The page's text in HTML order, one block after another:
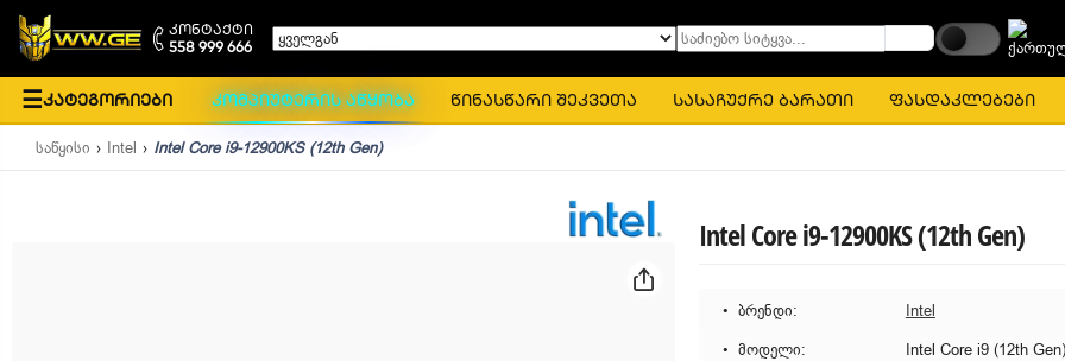
კონტაქტი
558 999 666
ყველგან საძიებო სიტყვა...
☰კატეგორიები კომპიუტერის აწყობა წინასწარი შეკვეთა სასაჩუქრე ბარათი ფასდაკლებები
საწყისი Intel Intel Core i9-12900KS (12th Gen)
Intel Core i9-12900KS (12th Gen)
ბრენდი:
Intel
მოდელი: